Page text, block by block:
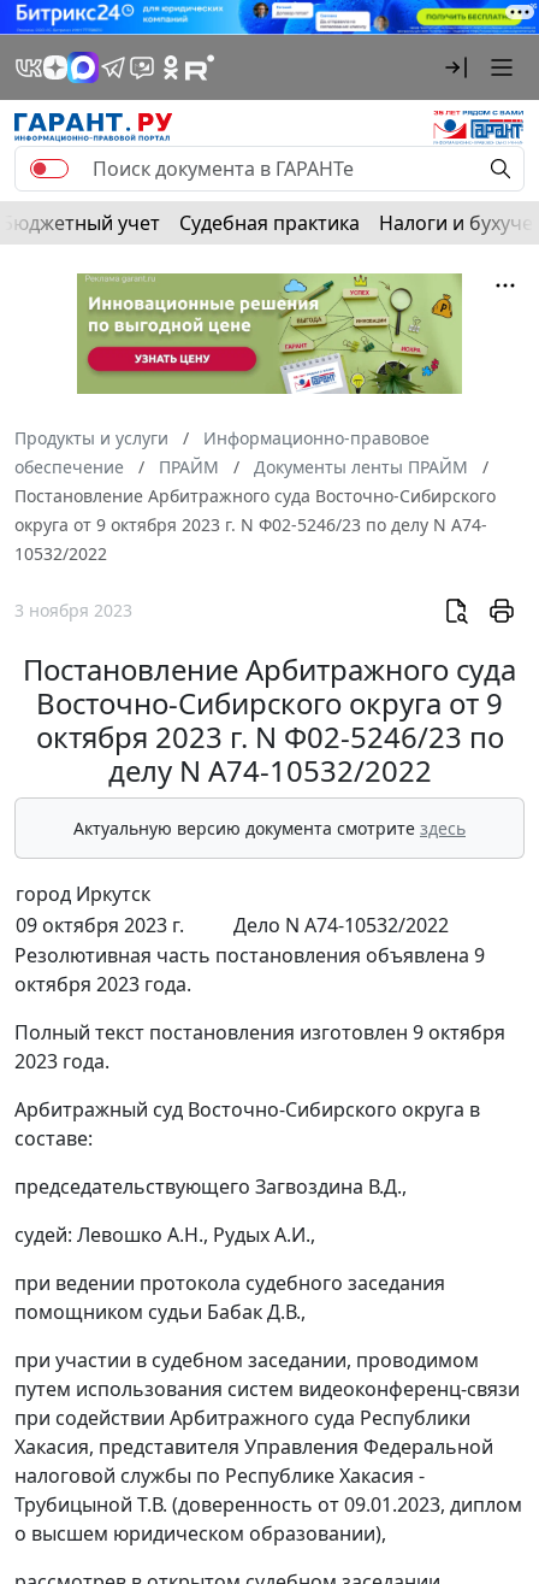
Бюджетный учет Судебная практика Налоги и
Продукты и услуги
Информационно-правовое
обеспечение
ПРАЙМ
Документы ленты ПРАЙМ
Постановление Арбитражного суда Восточно-Сибирского
округа от 9 октября 2023 г. N Ф02-5246/23 по делу N А74-
10532/2022
3 ноября 2023
Постановление Арбитражного суда
Восточно-Сибирского округа от 9
октября 2023 г. N Ф02-5246/23 по
делу N А74-10532/2022
Актуальную версию документа смотрите здесь
город Иркутск
09 октября 2023 г.
Дело N А74-10532/2022
Резолютивная часть постановления объявлена 9
октября 2023 года.
Полный текст постановления изготовлен 9 октября
2023 года.
Арбитражный суд Восточно-Сибирского округа в
составе:
председательствующего Загвоздина В.Д.,
судей: Левошко А.Н., Рудых А.И.,
при ведении протокола судебного заседания
помощником судьи Бабак Д.В.,
при участии в судебном заседании, проводимом
путем использования систем видеоконференц-связи
при содействии Арбитражного суда Республики
Хакасия, представителя Управления Федеральной
налоговой службы по Республике Хакасия -
Трубицыной Т.В. (доверенность от 09.01.2023, диплом
о высшем юридическом образовании),